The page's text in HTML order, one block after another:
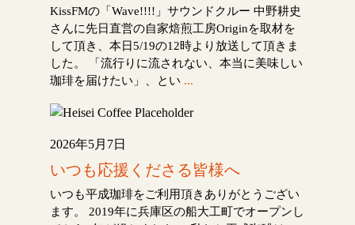
KissFMの「Wave!!!!」サウンドクルー 中野耕史
さんに先日直営の自家焙煎工房Originを取材を
して頂き、本日5/19の12時より放送して頂きま
した。 「流行りに流されない、本当に美味しい
珈琲を届けたい」、とい ...
2026年5月7日
いつも応援くださる皆様へ
いつも平成珈琲をご利用頂きありがとうござい
ます。 2019年に兵庫区の船大工町でオープンし